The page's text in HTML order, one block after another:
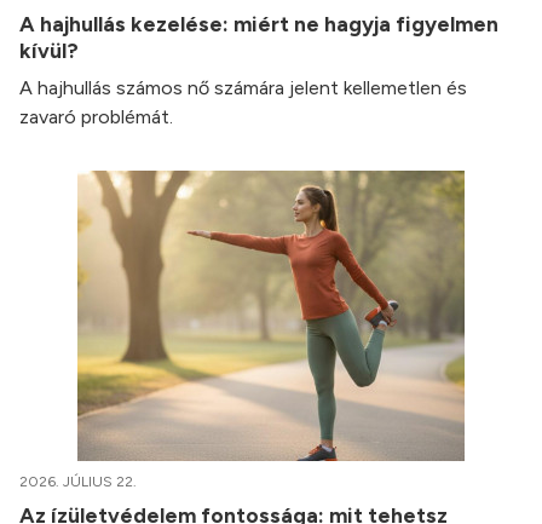
A hajhullás kezelése: miért ne hagyja figyelmen
kívül?
A hajhullás számos nő számára jelent kellemetlen és
zavaró problémát.
2026. JÚLIUS 22.
Az ízületvédelem fontossága: mit tehetsz